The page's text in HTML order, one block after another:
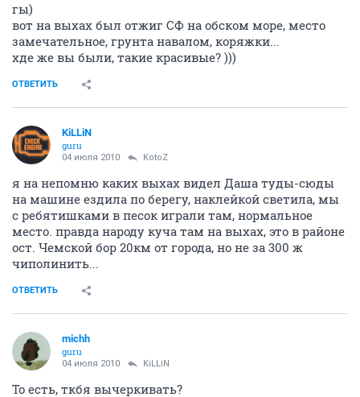
гы)
вот на выхах был отжиг СФ на обском море, место
замечательное, грунта навалом, коряжки...
хде же вы были, такие красивые? )))
ОТВЕТИТЬ
KiLLiN
guru
04 июля 2010 KotoZ
я на непомню каких выхах видел Даша туды-сюды
на машине ездила по берегу, наклейкой светила, мы
с ребятишками в песок играли там, нормальное
место. правда народу куча там на выхах, это в районе
ост. Чемской бор 20км от города, но не за 300 ж
чиполинить...
ОТВЕТИТЬ
michh
guru
04 июля 2010 KiLLiN
То есть, ткбя вычеркивать?